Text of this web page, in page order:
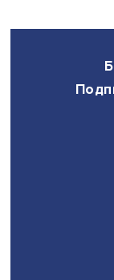
использовать
местными
Надежда
туризма вряд
укрепления
Отвечая на
Надежда